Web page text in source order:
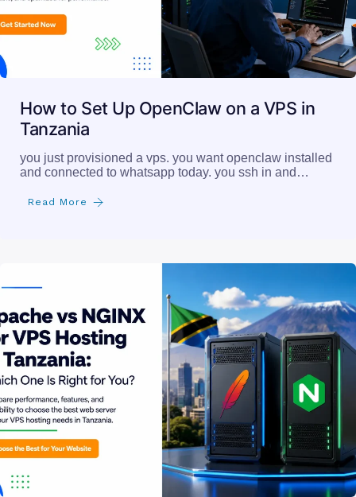
How to Set Up OpenClaw on a VPS in
Tanzania
you just provisioned a vps. you want openclaw installed
and connected to whatsapp today. you ssh in and…
Read More